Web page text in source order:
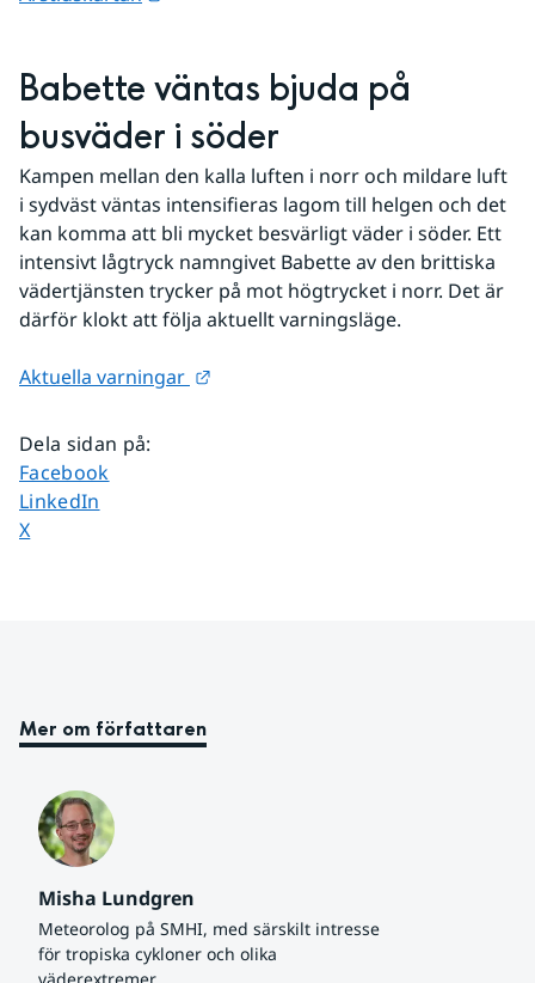
Babette väntas bjuda på
busväder i söder
Kampen mellan den kalla luften i norr och mildare luft
i sydväst väntas intensifieras lagom till helgen och det
kan komma att bli mycket besvärligt väder i söder. Ett
intensivt lågtryck namngivet Babette av den brittiska
vädertjänsten trycker på mot högtrycket i norr. Det är
därför klokt att följa aktuellt varningsläge.
Aktuella varningar
Dela sidan på:
Dela sidan på
Facebook
Dela sidan på
LinkedIn
Dela sidan på
X
Mer om författaren
Misha Lundgren
Meteorolog på SMHI, med särskilt intresse
för tropiska cykloner och olika
väderextremer.